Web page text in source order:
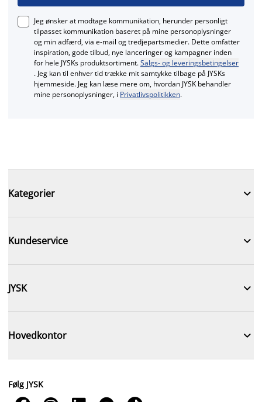
Jeg ønsker at modtage kommunikation, herunder personligt
tilpasset kommunikation baseret på mine personoplysninger
og min adfærd, via e‑mail og tredjepartsmedier. Dette omfatter
inspiration, gode tilbud, nye lanceringer og kampagner inden
for hele JYSKs produktsortiment.Salgs- og leveringsbetingelser
. Jeg kan til enhver tid trække mit samtykke tilbage på JYSKs
hjemmeside. Jeg kan læse mere om, hvordan JYSK behandler
mine personoplysninger, i Privatlivspolitikken.
Kategorier 
Kundeservice 
JYSK 
Hovedkontor 
Følg JYSK